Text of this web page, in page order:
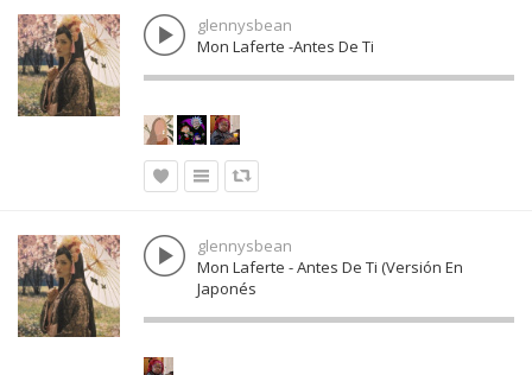
glennysbean
Mon Laferte -Antes De Ti
glennysbean
Mon Laferte - Antes De Ti (Versión En
Japonés